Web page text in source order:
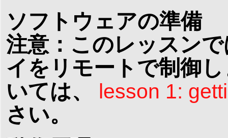
ソフトウェアの準備
注意：このレッスン
イをリモートで制御
いては、
lesson 1:
さい。